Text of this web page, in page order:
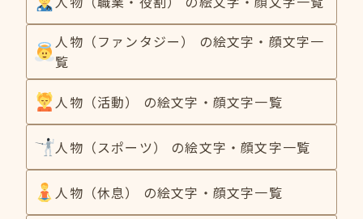
人物（ファンタジー） の絵文字・顔文字一
覧
人物（活動） の絵文字・顔文字一覧
人物（スポーツ） の絵文字・顔文字一覧
人物（休息） の絵文字・顔文字一覧